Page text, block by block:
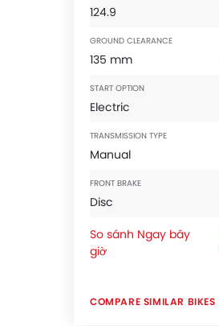
124.9
GROUND CLEARANCE
135 mm
START OPTION
Electric
TRANSMISSION TYPE
Manual
FRONT BRAKE
Disc
So sánh Ngay bây
giờ
COMPARE SIMILAR BIKES